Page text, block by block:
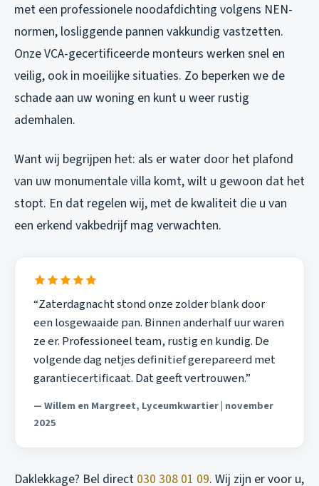
met een professionele noodafdichting volgens NEN-
normen, losliggende pannen vakkundig vastzetten.
Onze VCA-gecertificeerde monteurs werken snel en
veilig, ook in moeilijke situaties. Zo beperken we de
schade aan uw woning en kunt u weer rustig
ademhalen.
Want wij begrijpen het: als er water door het plafond
van uw monumentale villa komt, wilt u gewoon dat het
stopt. En dat regelen wij, met de kwaliteit die u van
een erkend vakbedrijf mag verwachten.
“Zaterdagnacht stond onze zolder blank door
een losgewaaide pan. Binnen anderhalf uur waren
ze er. Professioneel team, rustig en kundig. De
volgende dag netjes definitief gerepareerd met
garantiecertificaat. Dat geeft vertrouwen.”
— Willem en Margreet, Lyceumkwartier | november
2025
Daklekkage? Bel direct 030 308 01 09. Wij zijn er voor u,